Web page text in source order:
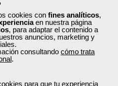
cookies con fines analíticos,
en nuestra página
, para adaptar el contenido a
anuncios, marketing y
consultando cómo trata
.
para que tu experiencia